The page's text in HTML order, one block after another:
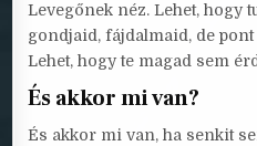
Levegőnek néz. Lehet, hogy
gondjaid, fájdalmaid, de
Lehet, hogy te magad sem
És akkor mi van?
És akkor mi van, ha senkit